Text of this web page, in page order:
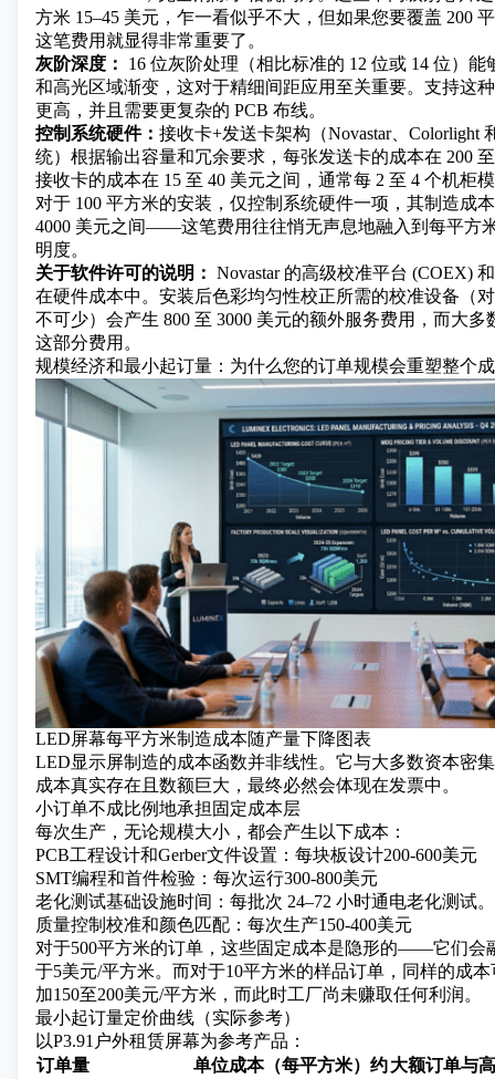
方米 15–45 美元，乍一看似乎不大，但如果您要覆盖 200
这笔费用就显得非常重要了。
灰阶深度：
16 位灰阶处理（相比标准的 12 位或 14 位）
和高光区域渐变，这对于精细间距应用至关重要。支持这
更高，并且需要更复杂的 PCB 布线。
控制系统硬件： 接收卡+发送卡架构（Novastar、Colorlight
统）根据输出容量和冗余要求，每张发送卡的成本在 200
接收卡的成本在 15 至 40 美元之间，通常每 2 至 4 个机柜
对于 100 平方米的安装，仅控制系统硬件一项，其制造成
4000 美元之间——这笔费用往往悄无声息地融入到每平方
明度。
关于软件许可的说明： Novastar 的高级校准平台 (COEX)
在硬件成本中。安装后色彩均匀性校正所需的校准设备（
不可少）会产生 800 至 3000 美元的额外服务费用，而大
这部分费用。
规模经济和最小起订量：为什么您的订单规模会重塑整个
LED屏幕每平方米制造成本随产量下降图表
LED显示屏制造的成本函数并非线性。它与大多数资本密
成本真实存在且数额巨大，最终必然会体现在发票中。
小订单不成比例地承担固定成本层
每次生产，无论规模大小，都会产生以下成本：
PCB工程设计和Gerber文件设置：每块板设计200-600美元
SMT编程和首件检验：每次运行300-800美元
老化测试基础设施时间：每批次 24–72 小时通电老化测试。
质量控制校准和颜色匹配：每次生产150-400美元
对于500平方米的订单，这些固定成本是隐形的——它们会
于5美元/平方米。而对于10平方米的样品订单，同样的成
加150至200美元/平方米，而此时工厂尚未赚取任何利润。
最小起订量定价曲线（实际参考）
以P3.91户外租赁屏幕为参考产品：
订单量
单位成本（每平方米）约大额订单与